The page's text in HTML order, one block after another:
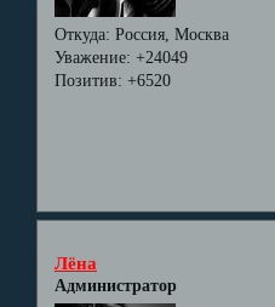
Откуда: Россия, Москва
Уважение: +24049
Позитив: +6520
Лёна
Администратор